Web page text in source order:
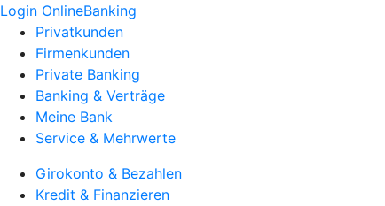
Login OnlineBanking
Privatkunden
Firmenkunden
Private Banking
Banking & Verträge
Meine Bank
Service & Mehrwerte
Girokonto & Bezahlen
Kredit & Finanzieren